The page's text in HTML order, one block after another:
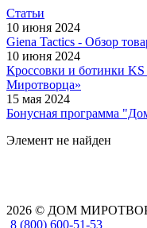
Статьи
10 июня 2024
Giena Tactics - Обзор
10 июня 2024
Кроссовки и ботинки KS
Миротворца»
15 мая 2024
Бонусная программа
Элемент не найден
2026 © ДОМ
8 (800) 600-51-53